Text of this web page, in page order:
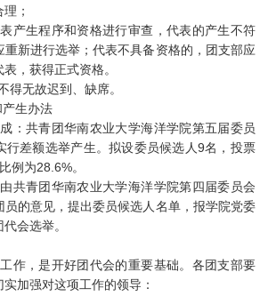
；
产生程序和资格进行审查，代表的产生不符
新进行选举；代表不具备资格的，团支部应
，获得正式资格。
无故迟到、缺席。
生办法
：共青团华南农业大学海洋学院第五届委员
行差额选举产生。拟设委员候选人9名，投票
例为28.6%。
共青团华南农业大学海洋学院第四届委员会
员的意见，提出委员候选人名单，报学院党委
会选举。
作，是开好团代会的重要基础。各团支部要
加强对这项工作的领导：